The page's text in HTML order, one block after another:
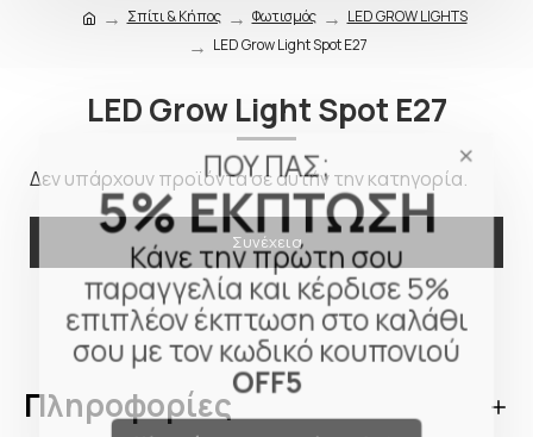
ΠΟΥ ΠΑΣ;
5% ΕΚΠΤΩΣΗ
Κάνε την πρώτη σου
παραγγελία και κέρδισε 5%
επιπλέον έκπτωση στο καλάθι
σου με τον κωδικό κουπονιού
OFF5
Σπίτι & Κήπος Φωτισμός
LED GROW LIGHTS
LED Grow Light Spot E27
LED Grow Light Spot E27
Δεν υπάρχουν προϊόντα σε αυτήν την κατηγορία.
Συνέχεια
Πληροφορίες